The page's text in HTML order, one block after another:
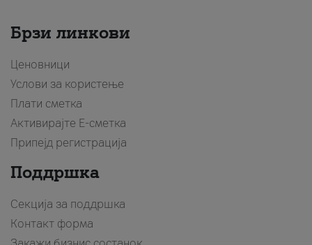
Брзи линкови
Ценовници
Услови за користење
Плати сметка
Активирајте Е-сметка
Припејд регистрација
Поддршка
Секција за поддршка
Контакт форма